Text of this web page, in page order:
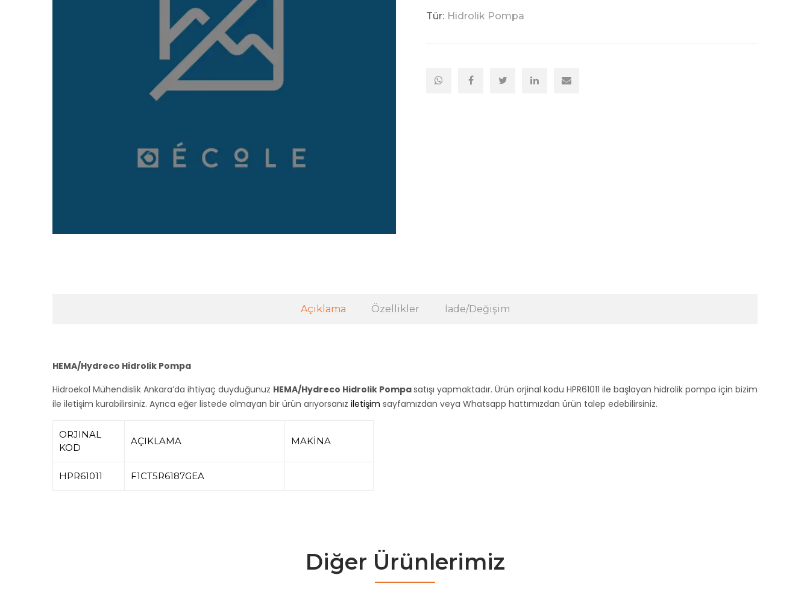
Tür: Hidrolik Pompa
Açıklama Özellikler İade/Değişim
HEMA/Hydreco Hidrolik Pompa
Hidroekol Mühendislik Ankara’da ihtiyaç duyduğunuz HEMA/Hydreco Hidrolik Pompasatışı yapmaktadır. Ürün orjinal kodu HPR61011 ile başlayan hidrolik pompa için bizim
ile iletişim kurabilirsiniz. Ayrıca eğer listede olmayan bir ürün arıyorsanız iletişim sayfamızdan veya Whatsapp hattımızdan ürün talep edebilirsiniz.
ORJINAL
KOD
AÇIKLAMA MAKİNA
HPR61011 F1CT5R6187GEA
Diğer Ürünlerimiz